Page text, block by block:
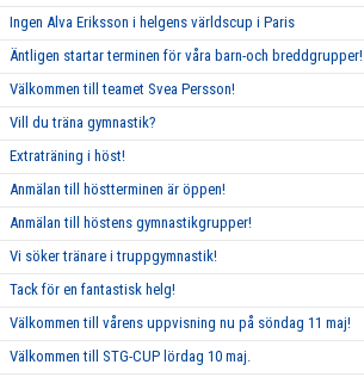
Ingen Alva Eriksson i helgens världscup i Paris
Äntligen startar terminen för våra barn-och breddgrupper!
Välkommen till teamet Svea Persson!
Vill du träna gymnastik?
Extraträning i höst!
Anmälan till höstterminen är öppen!
Anmälan till höstens gymnastikgrupper!
Vi söker tränare i truppgymnastik!
Tack för en fantastisk helg!
Välkommen till vårens uppvisning nu på söndag 11 maj!
Välkommen till STG-CUP lördag 10 maj.